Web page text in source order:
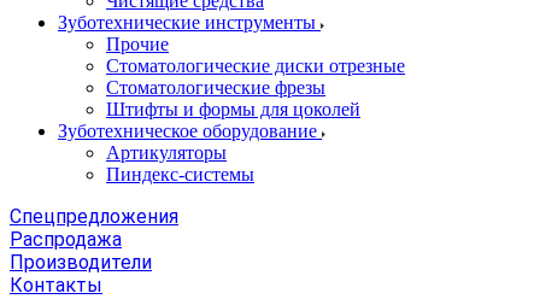
Зуботехнические инструменты
Прочие
Стоматологические диски отрезные
Стоматологические фрезы
Штифты и формы для цоколей
Зуботехническое оборудование
Артикуляторы
Пиндекс-системы
Спецпредложения
Распродажа
Производители
Контакты